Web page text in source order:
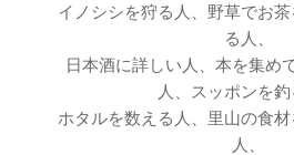
イノシシを狩る人、野草でお
る人、
日本酒に詳しい人、本を集め
人、スッポンを釣
ホタルを数える人、里山の食
人、